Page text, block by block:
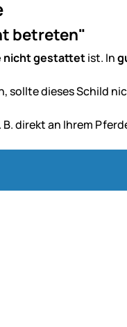
betreten"
nicht gestattetist. In
sollte dieses Schild
direkt an Ihrem